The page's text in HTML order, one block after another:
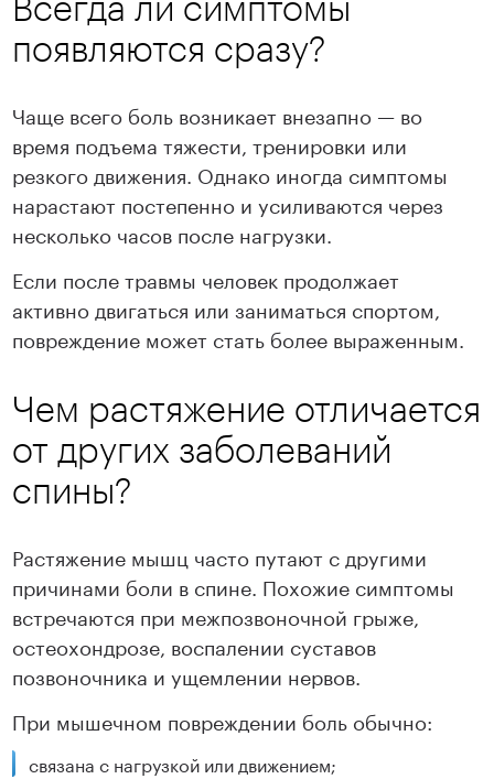
появляются сразу?
Чаще всего боль возникает внезапно — во
время подъема тяжести, тренировки или
резкого движения. Однако иногда симптомы
нарастают постепенно и усиливаются через
несколько часов после нагрузки.
Если после травмы человек продолжает
активно двигаться или заниматься спортом,
повреждение может стать более выраженным.
Чем растяжение отличается
от других заболеваний
спины?
Растяжение мышц часто путают с другими
причинами боли в спине. Похожие симптомы
встречаются при межпозвоночной грыже,
остеохондрозе, воспалении суставов
позвоночника и ущемлении нервов.
При мышечном повреждении боль обычно:
связана с нагрузкой или движением;